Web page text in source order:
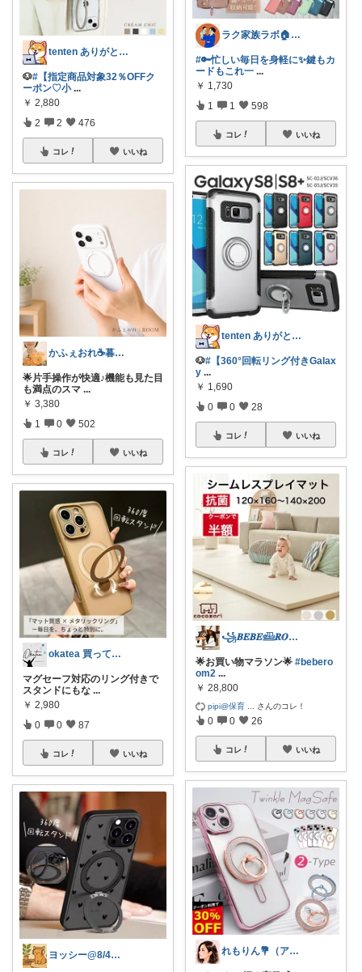
tenten ありがとうございます。わん
🐶#【指定商品対象32％OFFク
ーポン♡小 ...
￥ 2,880
2 2 476
コレ いいね
かふぇおれ☕暮らしを整える便利グッズ🍀
🌟片手操作が快適♪機能も見た目
も満点のスマ ...
￥ 3,380
1 0 502
コレ いいね
okatea 買ってよかった
マグセーフ対応のリング付きで
スタンドにもな ...
￥ 2,980
0 0 87
コレ いいね
ヨッシー@8/4経由購入感謝！
ラク家族ラボ🏠️30代子育てパパルーム
#🔑忙しい毎日を身軽に✨鍵もカ
ードもこれ一 ...
￥ 1,730
1 1 598
コレ いいね
tenten ありがとうございます。わん
🐶#【360°回転リング付きGalax
y ...
￥ 1,690
0 0 28
コレ いいね
꧁𝑩𝑬𝑩𝑬𓊝𝑹𝑶𝑶𝑴꧂
🌟お買い物マラソン🌟 #bebero
om2 ...
￥ 28,800
pipi@保育 さんのコレ！
0 0 26
コレ いいね
れもりん💐（アイコン変更しました）